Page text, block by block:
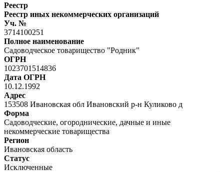
Реестр
Реестр иных некоммерческих организаций
Уч. №
3714100251
Полное наименование
Садоводческое товарищество "Родник"
ОГРН
1023701514836
Дата ОГРН
10.12.1992
Адрес
153508 Ивановская обл Ивановский р-н Куликово д
Форма
Садоводческие, огороднические, дачные и иные
некоммерческие товарищества
Регион
Ивановская область
Статус
Исключенные